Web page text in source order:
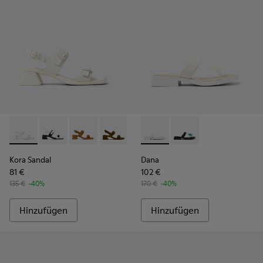
Kora Sandal - K201739-002 - Weiße Ledersandalen Für
Kora Sandal - K201739-006 - Weiße und schwarze
Kora Sandal - K201739-005
Kora Sandal - K201739-003
Kora Sandal - K201739-001
Kora Sandal
81 €
135 € -40%
Hinzufügen
Dana - K201892-003 -
Dana - K201892-001
Dana
102 €
170 € -40%
Hinzufügen